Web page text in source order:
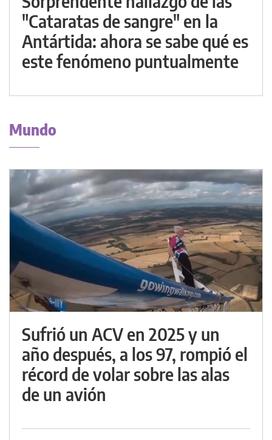
"Cataratas de sangre" en la
Antártida: ahora se sabe qué es
este fenómeno puntualmente
Mundo
Sufrió un ACV en 2025 y un
año después, a los 97, rompió el
récord de volar sobre las alas
de un avión